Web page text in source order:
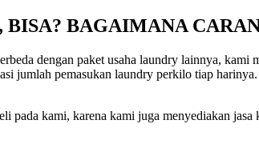
BISA? BAGAIMANA
dengan paket usaha laundry lainnya,
jumlah pemasukan laundry perkilo tiap
pada kami, karena kami juga menyediakan